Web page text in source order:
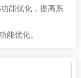
能优化，提高系
能优化。